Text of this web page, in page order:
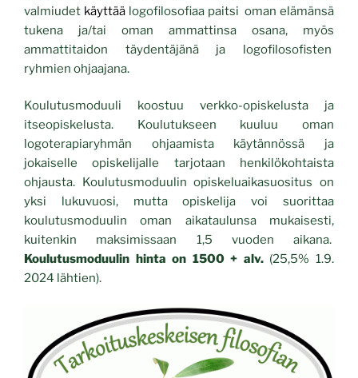
valmiudet käyttää logofilosofiaa paitsi oman elämänsä
tukena ja/tai oman ammattinsa osana, myös
ammattitaidon täydentäjänä ja logofilosofisten
ryhmien ohjaajana.
Koulutusmoduuli koostuu verkko-opiskelusta ja
itseopiskelusta. Koulutukseen kuuluu oman
logoterapiaryhmän ohjaamista käytännössä ja
jokaiselle opiskelijalle tarjotaan henkilökohtaista
ohjausta. Koulutusmoduulin opiskeluaikasuositus on
yksi lukuvuosi, mutta opiskelija voi suorittaa
koulutusmoduulin oman aikataulunsa mukaisesti,
kuitenkin maksimissaan 1,5 vuoden aikana.
Koulutusmoduulin hinta on 1500 + alv. (25,5% 1.9.
2024 lähtien).